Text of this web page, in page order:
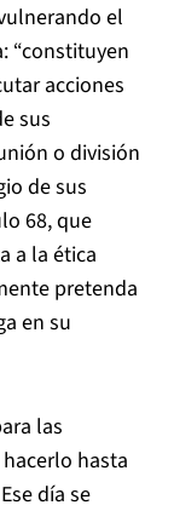
el
“constituyen
acciones
sus
o división
de sus
68, que
a la ética
pretenda
en su
las
hasta
día se